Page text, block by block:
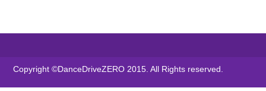
Copyright ©DanceDriveZERO 2015. All Rights reserved.